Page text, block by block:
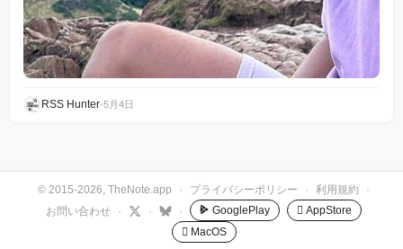
RSS Hunter•5月4日
© 2015-2026, TheNote.app · プライバシーポリシー · 利用規約
·
お問い合わせ
· · · GooglePlay
 AppStore
 MacOS